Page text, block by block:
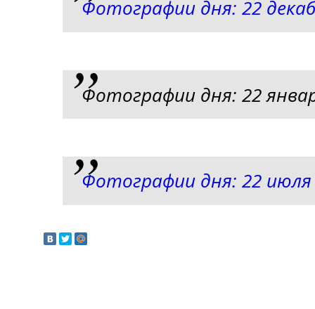
Фотографии дня: 22
Фотографии дня: 22
Фотографии дня: 22 июля